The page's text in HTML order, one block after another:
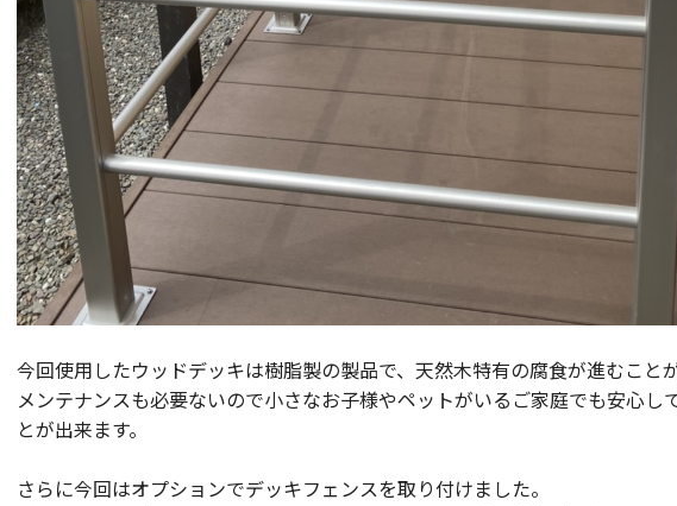
今回使用したウッドデッキは樹脂製の製品で、天然木特有の腐食が進むこと
メンテナンスも必要ないので小さなお子様やペットがいるご家庭でも安心し
とが出来ます。
さらに今回はオプションでデッキフェンスを取り付けました。